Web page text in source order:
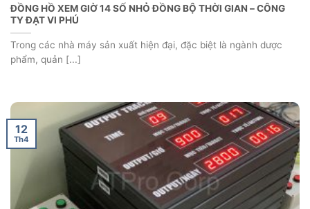
ĐỒNG HỒ XEM GIỜ 14 SỐ NHỎ ĐỒNG BỘ THỜI GIAN – CÔNG
TY ĐẠT VI PHÚ
Trong các nhà máy sản xuất hiện đại, đặc biệt là ngành dược
phẩm, quản [...]
12
Th4